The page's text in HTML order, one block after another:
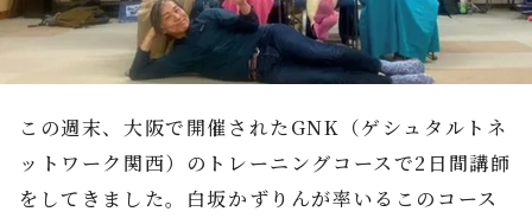
この週末、大阪で開催されたGNK（ゲシュタルトネ
ットワーク関西）のトレーニングコースで2日間講師
をしてきました。白坂かずりんが率いるこのコース